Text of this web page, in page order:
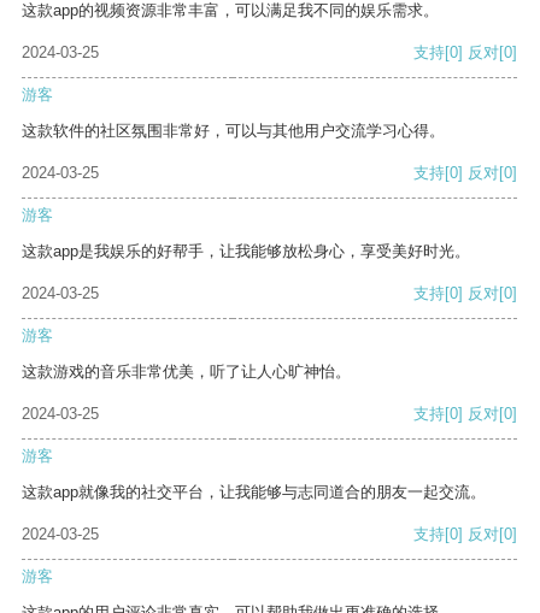
这款app的视频资源非常丰富，可以满足我不同的娱乐需求。
2024-03-25 支持[0] 反对[0]
游客
这款软件的社区氛围非常好，可以与其他用户交流学习心得。
2024-03-25 支持[0] 反对[0]
游客
这款app是我娱乐的好帮手，让我能够放松身心，享受美好时光。
2024-03-25 支持[0] 反对[0]
游客
这款游戏的音乐非常优美，听了让人心旷神怡。
2024-03-25 支持[0] 反对[0]
游客
这款app就像我的社交平台，让我能够与志同道合的朋友一起交流。
2024-03-25 支持[0] 反对[0]
游客